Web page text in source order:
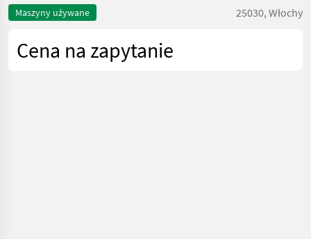
Maszyny używane 25030, Włochy
Cena na zapytanie